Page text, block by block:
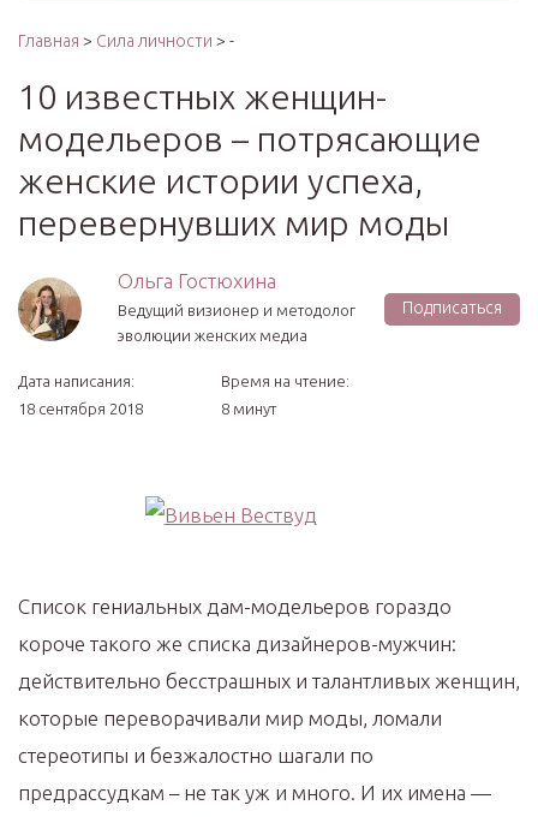
Главная > Сила личности > -
10 известных женщин-
модельеров – потрясающие
женские истории успеха,
перевернувших мир моды
Ольга Гостюхина
Ведущий визионер и методолог
эволюции женских медиа
Подписаться
Дата написания:
18 сентября 2018
Время на чтение:
8 минут
Список гениальных дам-модельеров гораздо
короче такого же списка дизайнеров-мужчин:
действительно бесстрашных и талантливых женщин,
которые переворачивали мир моды, ломали
стереотипы и безжалостно шагали по
предрассудкам – не так уж и много. И их имена —